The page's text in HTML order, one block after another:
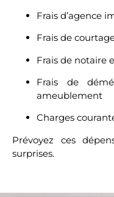
Frais d’agence
Frais de
Frais de notaire
Frais de
ameublement
Charges
Prévoyez ces
surprises.